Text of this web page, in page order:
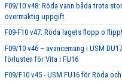
F09/10 v48: Röda vann båda trots
övermäktig uppgift
F09-F10 v47: Röda lagets flopp o flipp!
F09/10 v46 – avancemang i USM
förlusten för Vita i FU16
F09/F10 v45 - USM FU16 för Röda